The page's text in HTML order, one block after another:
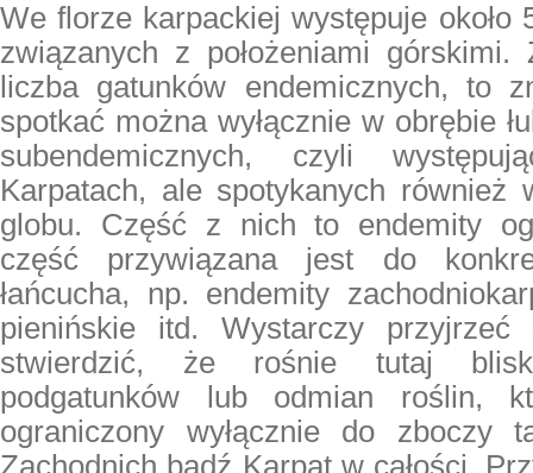
We florze karpackiej występuje około
związanych z położeniami górskimi.
liczba gatunków endemicznych, to
spotkać można wyłącznie w obrębie
subendemicznych, czyli
Karpatach, ale spotykanych również
globu. Część z nich to endemity
część przywiązana jest do
łańcucha, np. endemity
pienińskie itd. Wystarczy
stwierdzić, że rośnie tutaj
podgatunków lub odmian roślin,
ograniczony wyłącznie do zboczy
Zachodnich bądź Karpat w całości.